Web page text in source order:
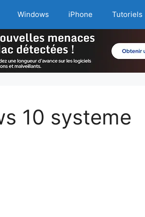
Windows iPhone Tutoriels
10 systeme